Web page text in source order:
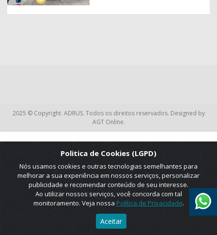
2025 © Copyright. ADRUS. Todos os direitos reservados. Designed by
AGT Online.
Politica de Cookies (LGPD)
Nós usamos cookies e outras tecnologias semelhantes para
melhorar a sua experiência em nossos serviços, personalizar
publicidade e recomendar conteúdo de seu interesse.
Ao utilizar nossos serviços, você concorda com tal
monitoramento. Veja nossa Política de Privacidade.
Aceitar